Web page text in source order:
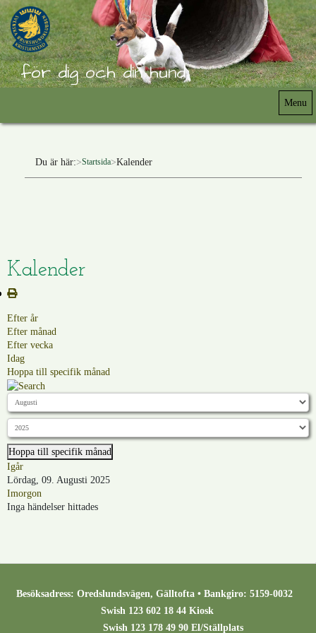
för dig och din hund
Menu
Du är här: Startsida Kalender
Kalender
Efter år
Efter månad
Efter vecka
Idag
Hoppa till specifik månad
Hoppa till specifik månad
Igår
Lördag, 09. Augusti 2025
Imorgon
Inga händelser hittades
Besöksadress: Oredslundsvägen, Gälltofta • Bankgiro: 5159-0032
Swish 123 602 18 44 Kiosk
Swish 123 178 49 90 El/Ställplats